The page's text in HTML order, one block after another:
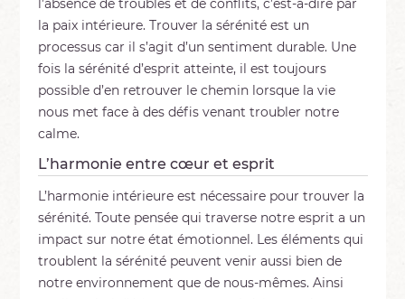
l’absence de troubles et de conflits, c’est-à-dire par
la paix intérieure. Trouver la sérénité est un
processus car il s’agit d’un sentiment durable. Une
fois la sérénité d’esprit atteinte, il est toujours
possible d’en retrouver le chemin lorsque la vie
nous met face à des défis venant troubler notre
calme.
L’harmonie entre cœur et esprit
L’harmonie intérieure est nécessaire pour trouver la
sérénité. Toute pensée qui traverse notre esprit a un
impact sur notre état émotionnel. Les éléments qui
troublent la sérénité peuvent venir aussi bien de
notre environnement que de nous-mêmes. Ainsi